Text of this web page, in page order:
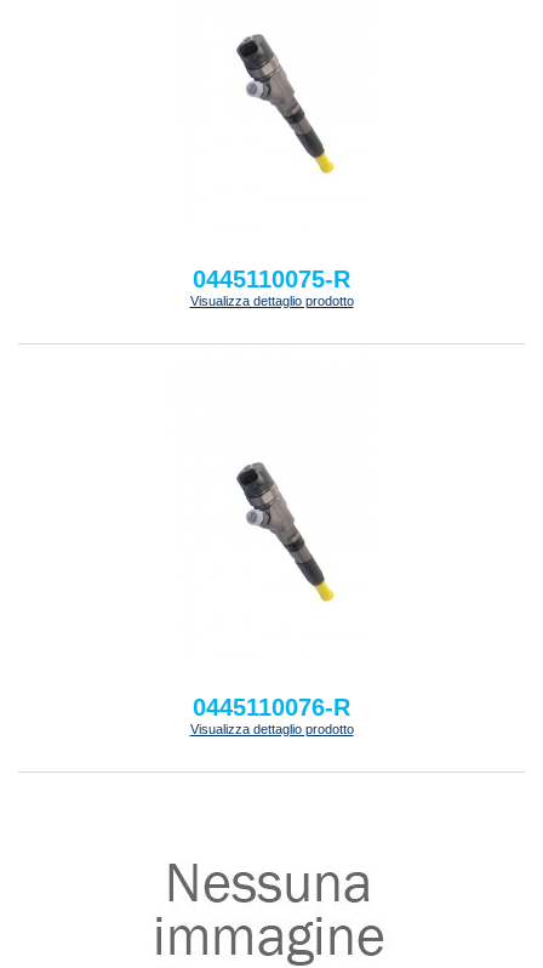
0445110075-R
Visualizza dettaglio prodotto
0445110076-R
Visualizza dettaglio prodotto